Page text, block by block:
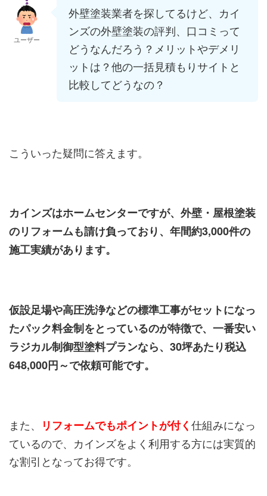
ユーザー
外壁塗装業者を探してるけど、カイ
ンズの外壁塗装の評判、口コミって
どうなんだろう？メリットやデメリ
ットは？他の一括見積もりサイトと
比較してどうなの？
こういった疑問に答えます。
カインズはホームセンターですが、外壁・屋根塗装
のリフォームも請け負っており、年間約3,000件の
施工実績があります。
仮設足場や高圧洗浄などの標準工事がセットになっ
たパック料金制をとっているのが特徴で、一番安い
ラジカル制御型塗料プランなら、30坪あたり税込
648,000円～で依頼可能です。
また、 リフォームでもポイントが付く仕組みになっ
ているので、カインズをよく利用する方には実質的
な割引となってお得です。